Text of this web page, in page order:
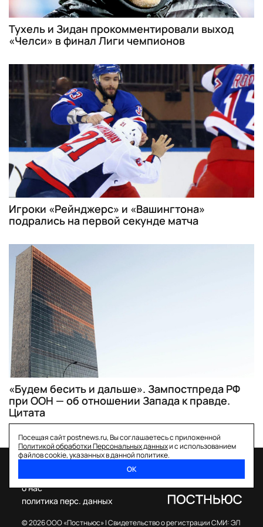
Тухель и Зидан прокомментировали выход
«Челси» в финал Лиги чемпионов
Игроки «Рейнджерс» и «Вашингтона»
подрались на первой секунде матча
«Будем бесить и дальше». Зампостпреда РФ
при ООН — об отношении Запада к правде.
Цитата
Посещая сайт postnews.ru, Вы соглашаетесь с приложенной
Политикой обработки Персональных данныхи с использованием
файлов cookie, указанных в данной политике.
ОК
© 2026 ООО «Постньюс» |Свидетельство о регистрации СМИ: ЭЛ
о нас
политика перс. данных